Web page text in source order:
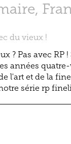
du vieux !
? Pas avec RP
années
l'art et de la
série rp